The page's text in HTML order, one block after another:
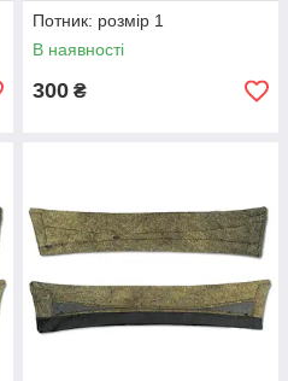
Потник: розмір 1
В наявності
300 ₴